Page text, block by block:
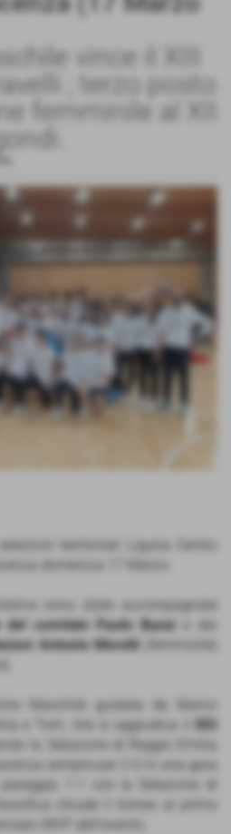
vince il XIII
; terzo posto
femminile al XII
territoriali Liguria Centro
domenica 17 Marzo.
sono state accompagnate
del comitato Paolo Bassi e dai
Antonio Morelli
Maschile guidata da Marco
e Torri, che si aggiudica il
XIII
la Selezione di Reggio Emilia
sempre per 2-0 in una gara
1-1 con la Selezione di
chiude il torneo al primo
MVP dell'evento.